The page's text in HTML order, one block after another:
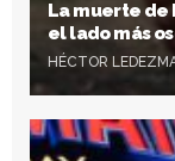
La muerte de
el lado más
HÉCTOR